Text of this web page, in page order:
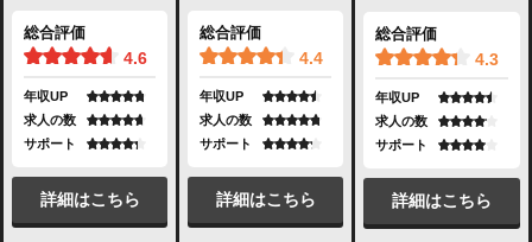
総合評価
4.6
年収UP
求人の数
サポート
詳細はこちら
総合評価
4.4
年収UP
求人の数
サポート
詳細はこちら
総合評価
4.3
年収UP
求人の数
サポート
詳細はこちら